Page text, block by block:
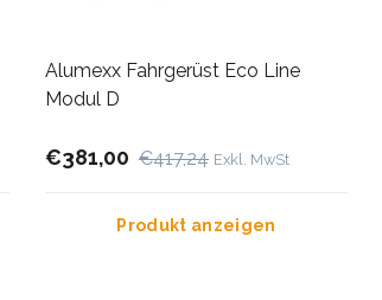
Alumexx Fahrgerüst Eco Line
Modul D
€381,00 €417,24 Exkl. MwSt
Produkt anzeigen